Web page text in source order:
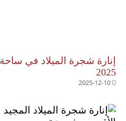
إنارة شجرة الميلاد في
2025
2025-12-10